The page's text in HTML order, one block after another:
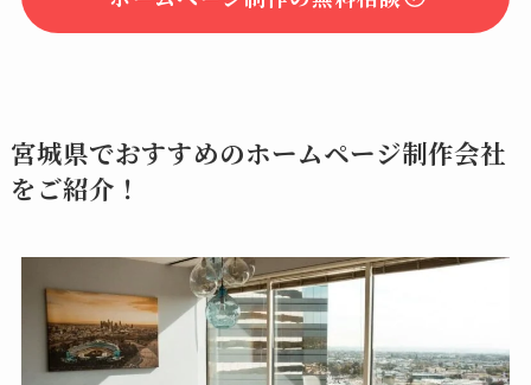
宮城県でおすすめのホームページ制作会社
をご紹介！